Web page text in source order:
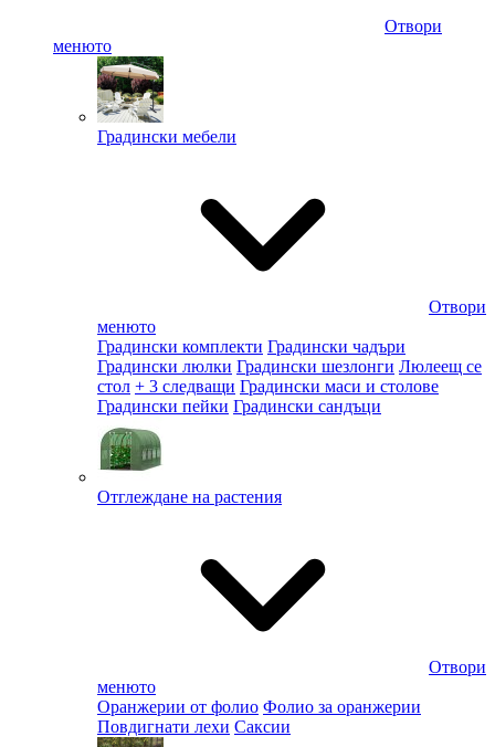
Отвори
менюто
Градински мебели
Отвори
менюто
Градински комплекти Градински чадъри
Градински люлки Градински шезлонги Люлеещ се
стол + 3 следващи Градински маси и столове
Градински пейки Градински сандъци
Отглеждане на растения
Отвори
менюто
Оранжерии от фолио Фолио за оранжерии
Повдигнати лехи Саксии